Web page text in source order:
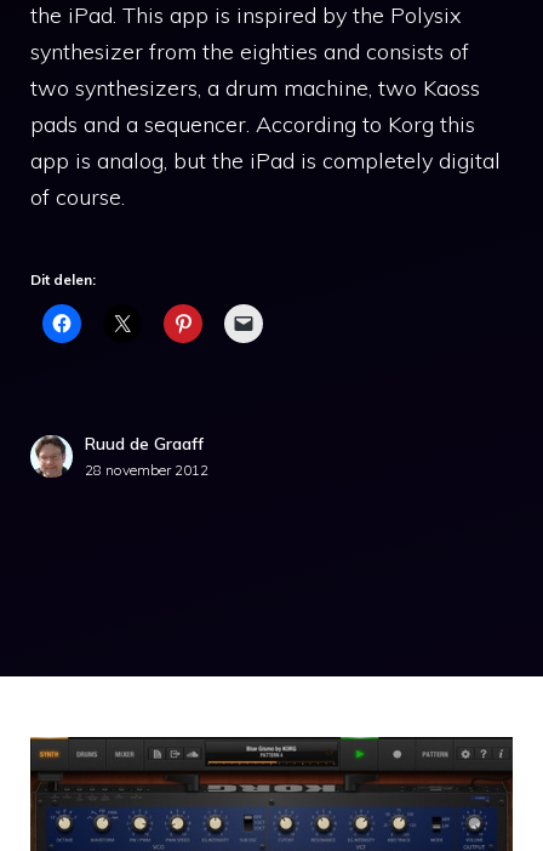
the iPad. This app is inspired by the Polysix
synthesizer from the eighties and consists of
two synthesizers, a drum machine, two Kaoss
pads and a sequencer. According to Korg this
app is analog, but the iPad is completely digital
of course.
Dit delen:
Ruud de Graaff
28 november 2012